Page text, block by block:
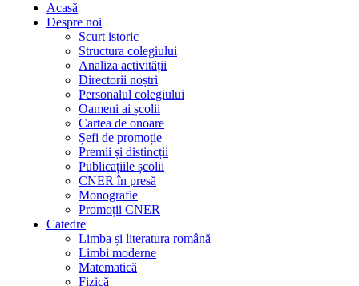
Acasă
Despre noi
Scurt istoric
Structura colegiului
Analiza activității
Directorii noștri
Personalul colegiului
Oameni ai școlii
Cartea de onoare
Șefi de promoție
Premii și distincții
Publicațiile școlii
CNER în presă
Monografie
Promoții CNER
Catedre
Limba și literatura română
Limbi moderne
Matematică
Fizică